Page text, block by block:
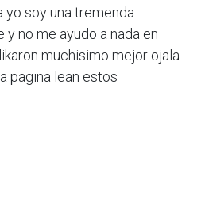
yo soy una tremenda
no me ayudo a nada en
muchisimo mejor ojala
pagina lean estos